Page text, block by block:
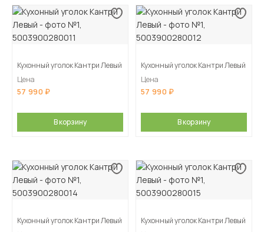
Кухонный уголок Кантри Левый
Цена
57 990
В корзину
Кухонный уголок Кантри Левый
Цена
57 990
В корзину
Кухонный уголок Кантри Левый
Кухонный уголок Кантри Левый